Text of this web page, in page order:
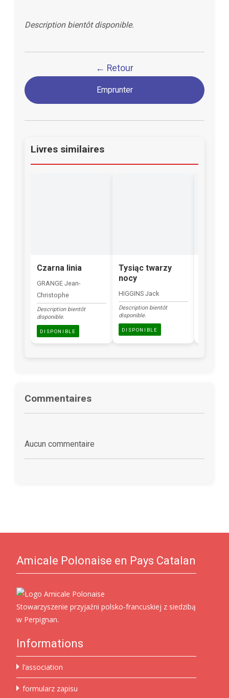
Description bientôt disponible.
← Retour
Emprunter
Livres similaires
Czarna linia
GRANGE Jean-
Christophe
Description bientôt
disponible.
DISPONIBLE
Tysiąc twarzy
nocy
HIGGINS Jack
Description bientôt
disponible.
DISPONIBLE
Commentaires
Aucun commentaire
Amicale Polonaise en Pays Catalan
Stowarzyszenie przyjaźni polsko-francuskiej z siedzibą
w Perpignan.
Informations
l’association
formularz zapisu